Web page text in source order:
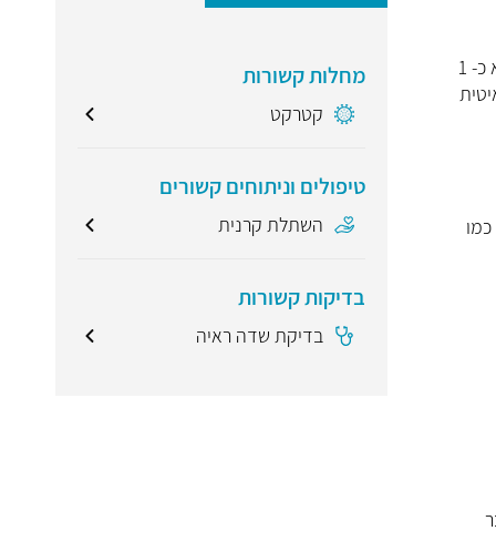
מצב בו הקרנית בעין (שכבה שקופה בצורת כיפה המצפה את העין) הופכת דקיקה ובולטת מחוץ לעין בצורת חרוט. שכיחות המחלה הוא כ- 1
המחלה איטית
מחלות קשורות
קטרקט
טיפולים וניתוחים קשורים
השתלת קרנית
בדיקות קשורות
בדיקת שדה ראיה